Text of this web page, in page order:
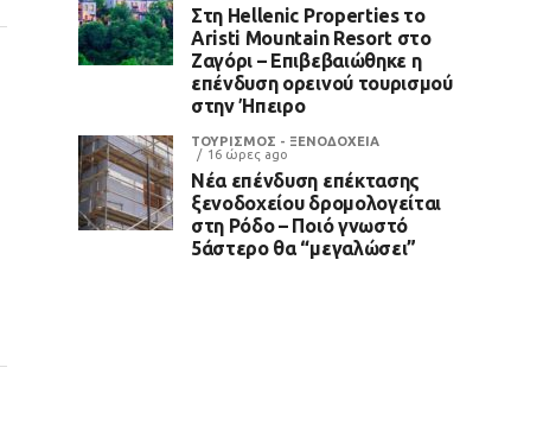
Στη Hellenic Properties το
Aristi Mountain Resort στο
Ζαγόρι – Επιβεβαιώθηκε η
επένδυση ορεινού τουρισμού
στην Ήπειρο
ΤΟΥΡΙΣΜΟΣ - ΞΕΝΟΔΟΧΕΙΑ
16 ώρες ago
Νέα επένδυση επέκτασης
ξενοδοχείου δρομολογείται
στη Ρόδο – Ποιό γνωστό
5άστερο θα “μεγαλώσει”